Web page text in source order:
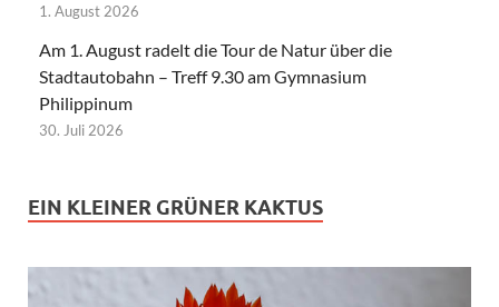
1. August 2026
Am 1. August radelt die Tour de Natur über die
Stadtautobahn – Treff 9.30 am Gymnasium
Philippinum
30. Juli 2026
EIN KLEINER GRÜNER KAKTUS